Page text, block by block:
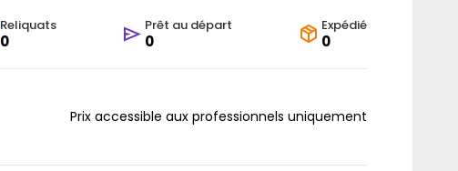
Reliquats
0
Prêt au départ
0
Expédié
0
Prix accessible aux professionnels uniquement